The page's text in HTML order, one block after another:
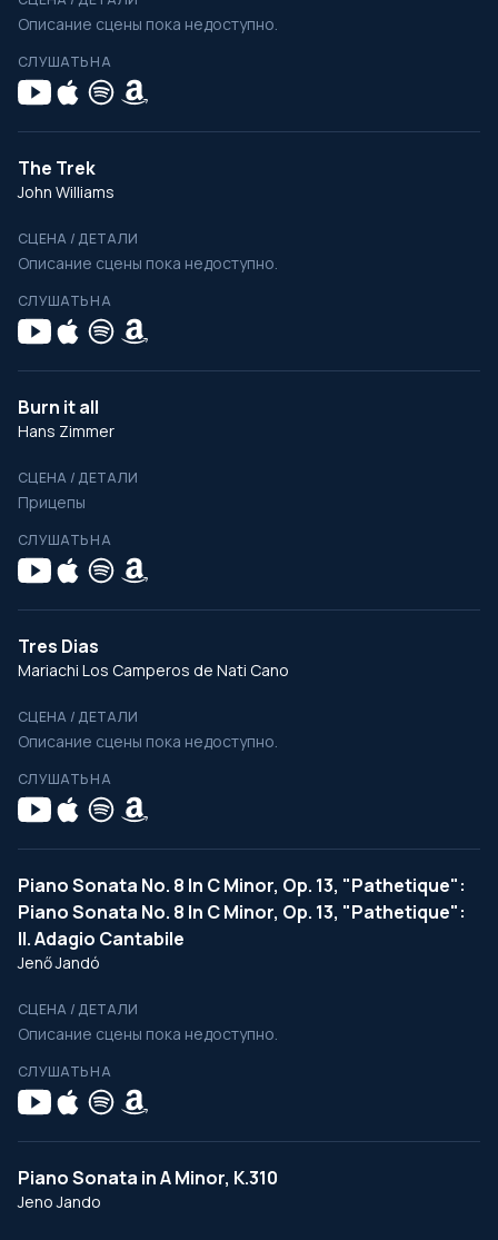
Описание сцены пока недоступно.
СЛУШАТЬ НА
The Trek
John Williams
СЦЕНА / ДЕТАЛИ
Описание сцены пока недоступно.
СЛУШАТЬ НА
Burn it all
Hans Zimmer
СЦЕНА / ДЕТАЛИ
Прицепы
СЛУШАТЬ НА
Tres Dias
Mariachi Los Camperos de Nati Cano
СЦЕНА / ДЕТАЛИ
Описание сцены пока недоступно.
СЛУШАТЬ НА
Piano Sonata No. 8 In C Minor, Op. 13, "Pathetique":
Piano Sonata No. 8 In C Minor, Op. 13, "Pathetique":
II. Adagio Cantabile
Jenő Jandó
СЦЕНА / ДЕТАЛИ
Описание сцены пока недоступно.
СЛУШАТЬ НА
Piano Sonata in A Minor, K.310
Jeno Jando